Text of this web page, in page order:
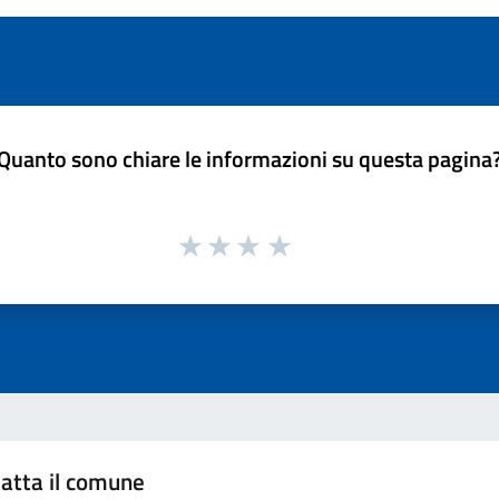
sono chiare le informazioni su questa
il comune